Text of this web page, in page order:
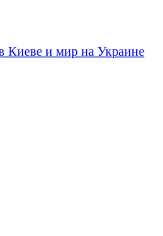
Киеве и мир на Украине